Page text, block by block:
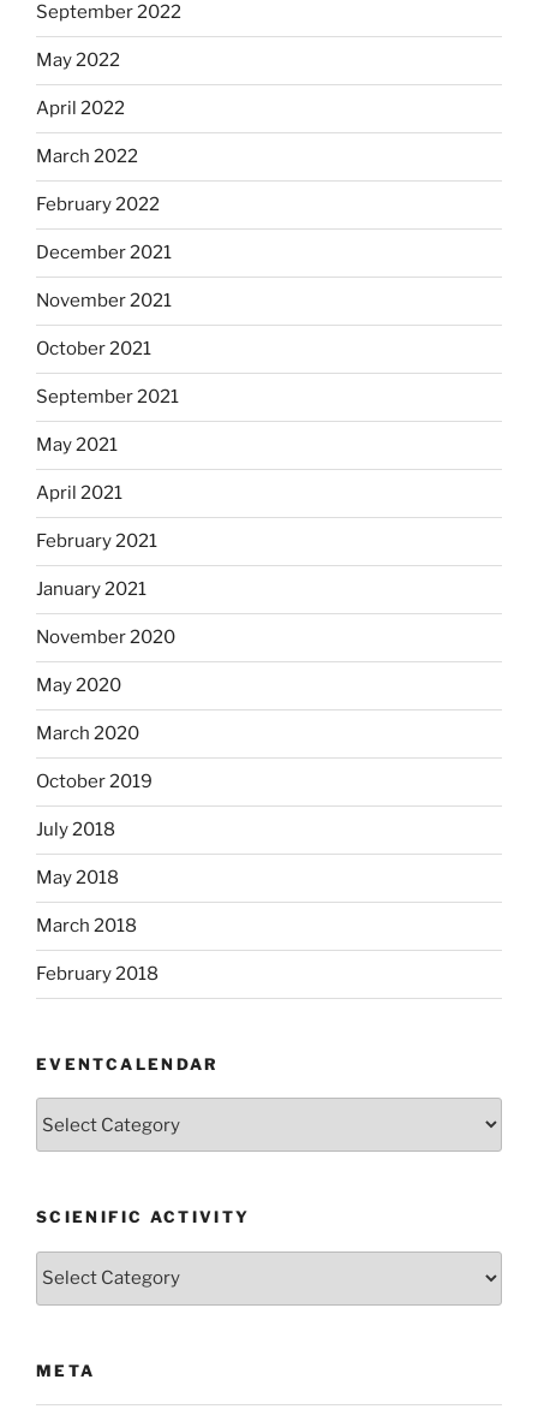
September 2022
May 2022
April 2022
March 2022
February 2022
December 2021
November 2021
October 2021
September 2021
May 2021
April 2021
February 2021
January 2021
November 2020
May 2020
March 2020
October 2019
July 2018
May 2018
March 2018
February 2018
EVENTCALENDAR
SCIENIFIC ACTIVITY
META